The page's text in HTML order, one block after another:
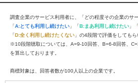
調査企業のサービス利用者に、「どの程度その企業のサ
「A:とても利用し続けたい 」「B:まあ利用し続けたい 」「
「D:全く利用し続けたくない 」の4段階で評価をしても
※10段階聴取については、A=9-10回答、B=6-8回答、
を算出しております。
商標対象は、回答者数が100人以上の企業です。